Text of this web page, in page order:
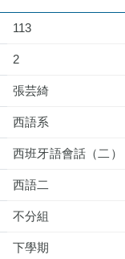
113
2
張芸綺
西語系
西班牙語會話（二）
西語二
不分組
下學期